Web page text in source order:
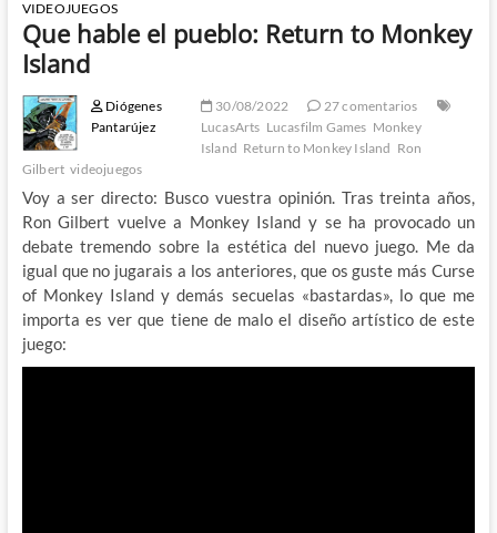
VIDEOJUEGOS
Que hable el pueblo: Return to Monkey
Island
Diógenes
Pantarújez
30/08/2022
27 comentarios
LucasArts Lucasfilm Games Monkey
Island Return to Monkey Island Ron
Gilbert videojuegos
Voy a ser directo: Busco vuestra opinión. Tras treinta años,
Ron Gilbert vuelve a Monkey Island y se ha provocado un
debate tremendo sobre la estética del nuevo juego. Me da
igual que no jugarais a los anteriores, que os guste más Curse
of Monkey Island y demás secuelas «bastardas», lo que me
importa es ver que tiene de malo el diseño artístico de este
juego: